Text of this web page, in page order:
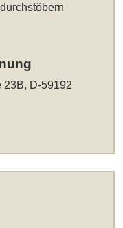
durchstöbern
23B, D-59192